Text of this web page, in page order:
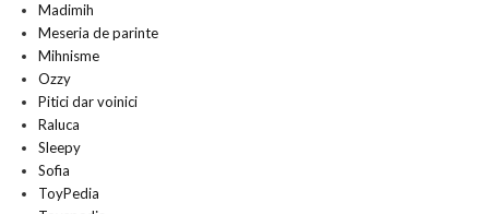
Madimih
Meseria de parinte
Mihnisme
Ozzy
Pitici dar voinici
Raluca
Sleepy
Sofia
ToyPedia